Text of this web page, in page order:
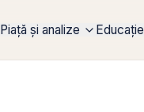
Piață și analize Educație